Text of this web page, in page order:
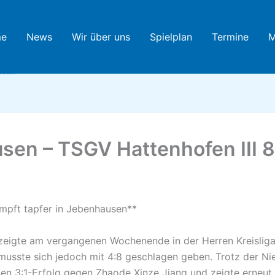
News Wir über uns Spielplan Termine
– TSGV Hattenhofen III
tapfer in Jebenhausen**
am vergangenen Wochenende in der Herren
sich jedoch mit 4:8 geschlagen geben. Trotz der
3:1-Erfolg gegen Zhaode Xinze Jiang und zeigte erneut